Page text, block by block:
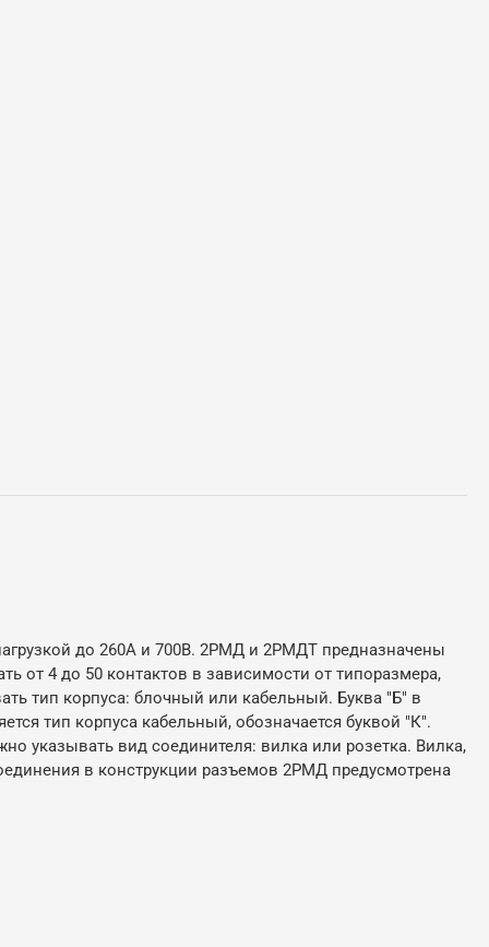
до 260А и 700В. 2РМД и 2РМДТ предназначены
от 4 до 50 контактов в зависимости от типоразмера,
тип корпуса: блочный или кабельный. Буква "Б" в
тип корпуса кабельный, обозначается буквой "К".
указывать вид соединителя: вилка или розетка. Вилка,
в конструкции разъемов 2РМД предусмотрена